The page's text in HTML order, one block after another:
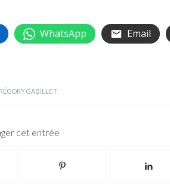
WhatsApp Email
GABILLET
cet entrée